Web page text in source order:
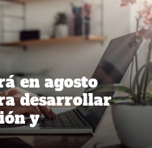
en agosto
desarrollar
y